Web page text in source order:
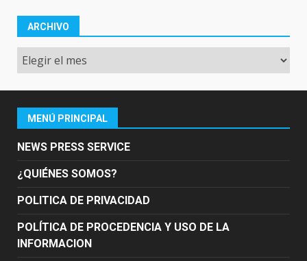
ARCHIVO
Archivo
MENÚ PRINCIPAL
NEWS PRESS SERVICE
¿QUIÉNES SOMOS?
POLITICA DE PRIVACIDAD
POLÍTICA DE PROCEDENCIA Y USO DE LA
INFORMACION